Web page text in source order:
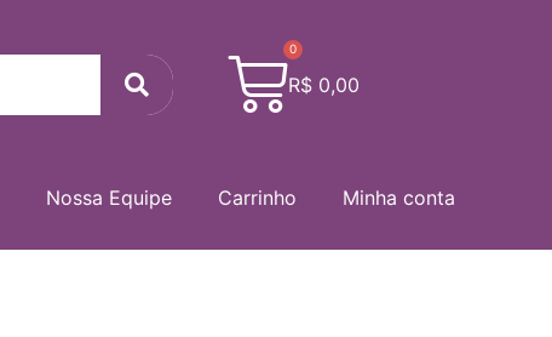
Search
R$ 0,00
0
Cart
Nossa Equipe Carrinho Minha conta